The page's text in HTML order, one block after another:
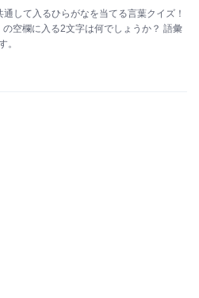
通して入るひらがなを当てる言葉クイズ！
の空欄に入る2文字は何でしょうか？ 語彙
。